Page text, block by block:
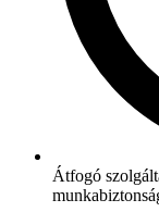
Átfogó